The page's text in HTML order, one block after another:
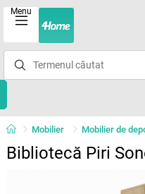
Menu
Mobilier Mobilier de
Bibliotecă Piri